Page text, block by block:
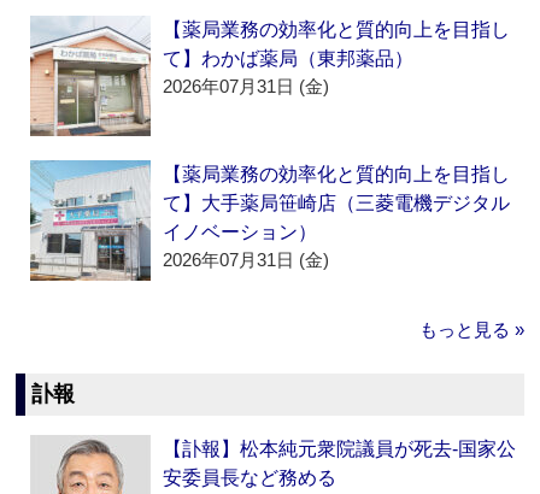
【薬局業務の効率化と質的向上を目指し
て】わかば薬局（東邦薬品）
2026年07月31日 (金)
【薬局業務の効率化と質的向上を目指し
て】大手薬局笹崎店（三菱電機デジタル
イノベーション）
2026年07月31日 (金)
もっと見る »
訃報
【訃報】松本純元衆院議員が死去‐国家公
安委員長など務める